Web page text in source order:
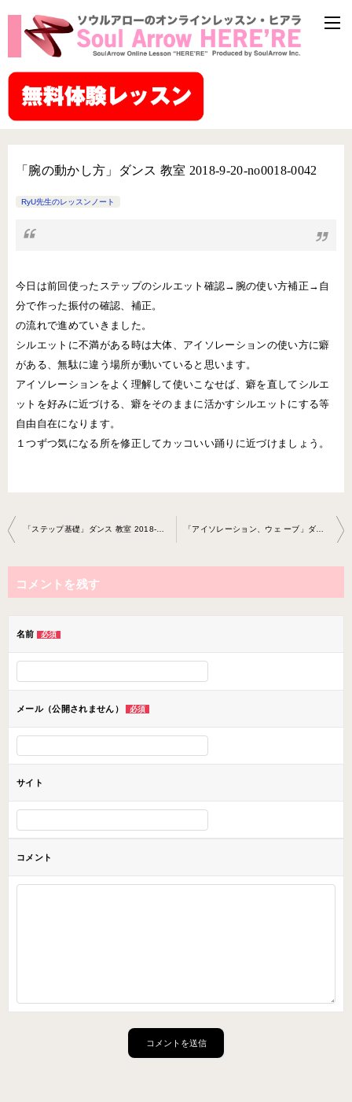
「腕の動かし方」ダンス 教室 2018-9-20-­no0018-­0042
RyU先生のレッスンノート
今日は前回使ったステップのシルエット確認→腕の使い方補正→自
分で作った振付の確認、補正。
の流れで進めていきました。
シルエットに不満がある時は大体、アイソレーションの使い方に癖
がある、無駄に違う場所が動いていると思います。
アイソレーションをよく理解して使いこなせば、癖を直してシルエ
ットを好みに近づける、癖をそのままに活かすシルエットにする等
自由自在になります。
１つずつ気になる所を修正してカッコいい踊りに近づけましょう。
投
稿
ナ
ビ
ョ
ン
「ステップ基礎」ダンス 教室 2018-8-23-­no0018-­0042 「アイソレーション、ウェ ーブ」ダンス教室 2018-9-24-­no0018-­0042
コメントを残す
名前 必須
メール（公開されません） 必須
サイト
コメント